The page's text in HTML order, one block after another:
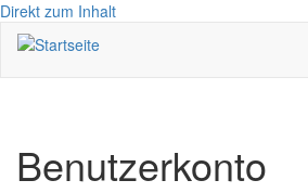
Direkt zum Inhalt
Benutzerkonto